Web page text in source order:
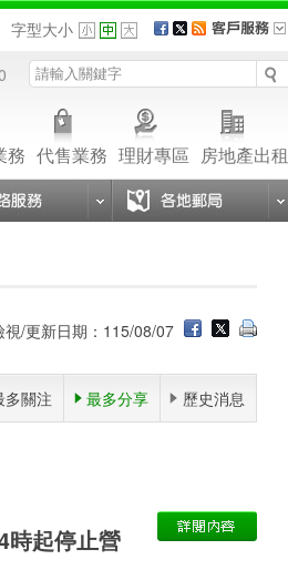
字型大小
務 代售業務 理財專區 房地產出租
視/更新日期：115/08/07
多關注 最多分享 歷史消息
時起停止營